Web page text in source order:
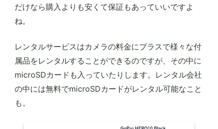
だけなら購入よりも安くて保証もあっていいですよ
ね。
レンタルサービスはカメラの料金にプラスで様々な付
属品をレンタルすることができるのですが、その中に
microSDカードも入っていたりします。レンタル会社
の中には無料でmicroSDカードがレンタル可能なこと
も。